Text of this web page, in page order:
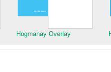
Hogmanay Overlay